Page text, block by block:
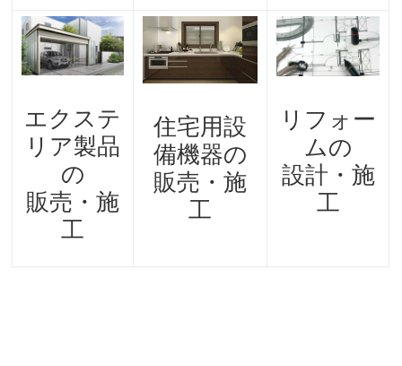
エクステ
リア製品
の
販売・施
工
住宅用設
備機器の
販売・施
工
リフォー
ムの
設計・施
工